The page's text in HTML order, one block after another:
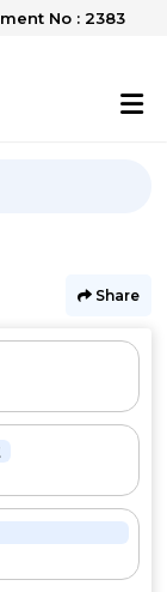
No : 2383
Share